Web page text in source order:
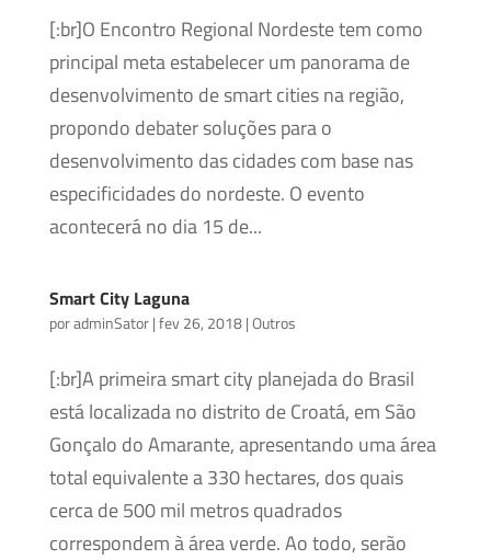
[:br]O Encontro Regional Nordeste tem como
principal meta estabelecer um panorama de
desenvolvimento de smart cities na região,
propondo debater soluções para o
desenvolvimento das cidades com base nas
especificidades do nordeste. O evento
acontecerá no dia 15 de...
Smart City Laguna
poradminSator|fev 26, 2018|Outros
[:br]A primeira smart city planejada do Brasil
está localizada no distrito de Croatá, em São
Gonçalo do Amarante, apresentando uma área
total equivalente a 330 hectares, dos quais
cerca de 500 mil metros quadrados
correspondem à área verde. Ao todo, serão